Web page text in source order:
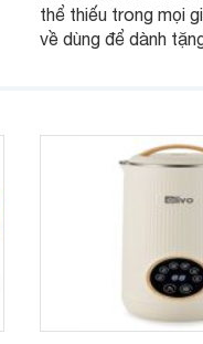
thể thiếu trong mọi
về dùng để dành
2025 mới vừa sang,
mua sắm cuối năm.